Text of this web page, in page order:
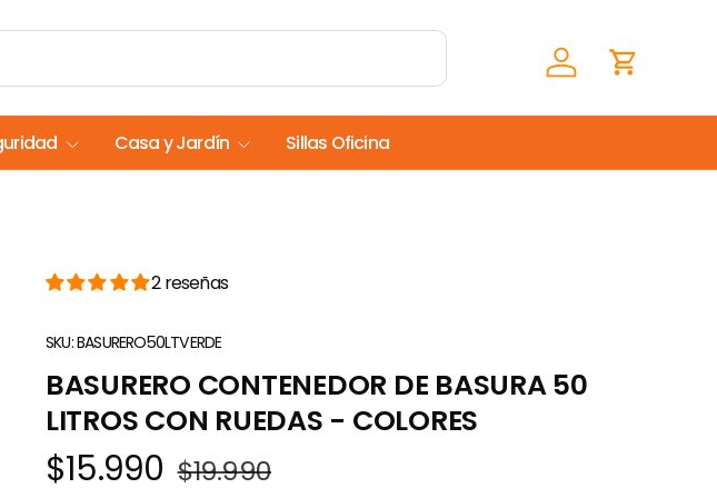
Iniciar sesiónCarrito
Casa y Jardín Sillas Oficina
2 reseñas
SKU:BASURERO50LTVERDE
BASURERO CONTENEDOR DE BASURA 50
LITROS CON RUEDAS - COLORES
$15.990 $19.990